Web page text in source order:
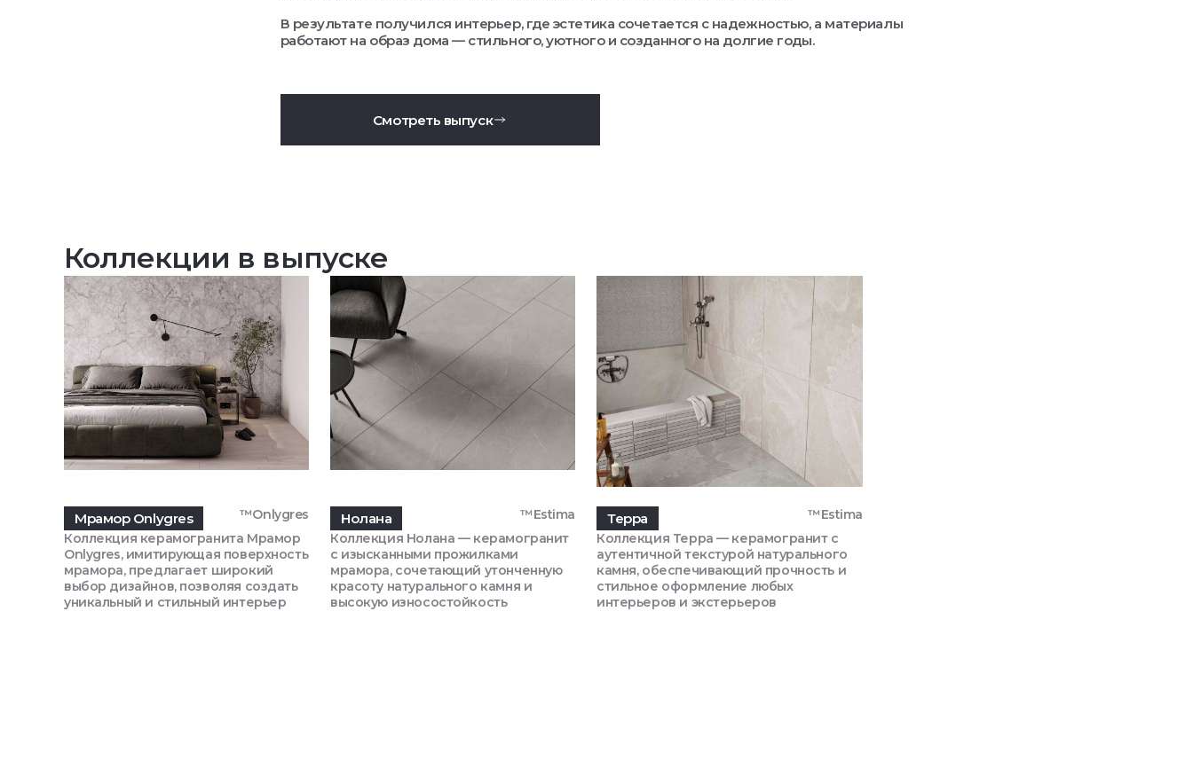
В результате получился интерьер, где эстетика сочетается с надежностью, а материалы
работают на образ дома — стильного, уютного и созданного на долгие годы.
Смотреть выпуск
Коллекции в выпуске
Мрамор Onlygres
™Onlygres
Коллекция керамогранита Мрамор
Onlygres, имитирующая поверхность
мрамора, предлагает широкий
выбор дизайнов, позволяя создать
уникальный и стильный интерьер
Нолана
™Estima
Коллекция Нолана — керамогранит
с изысканными прожилками
мрамора, сочетающий утонченную
красоту натурального камня и
высокую износостойкость
Терра
™Estima
Коллекция Терра — керамогранит с
аутентичной текстурой натурального
камня, обеспечивающий прочность и
стильное оформление любых
интерьеров и экстерьеров